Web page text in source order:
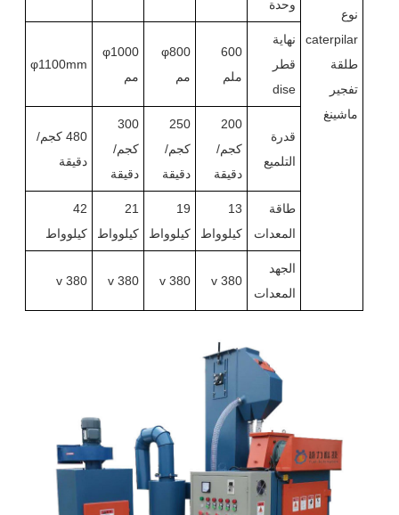
نوع
caterpilar
طلقة
تفجير
ماشينغ
وحدة
نهاية
قطر
dise
600
ملم
φ800
مم
φ1000
مم
φ1100mm
قدرة
التلميع
200
كجم/
دقيقة
250
كجم/
دقيقة
300
كجم/
دقيقة
480 كجم/
دقيقة
طاقة
المعدات
13
كيلوواط
19
كيلوواط
21
كيلوواط
42
كيلوواط
الجهد
المعدات
380 v
380 v
380 v
380 v